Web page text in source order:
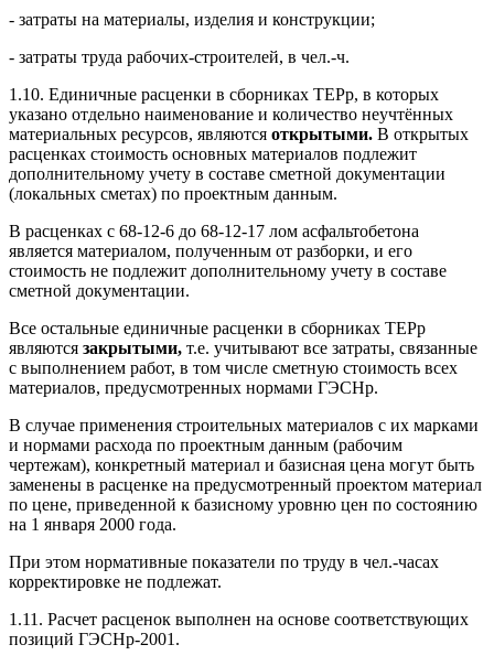
- затраты на материалы, изделия и конструкции;
- затраты труда рабочих-строителей, в чел.-ч.
1.10. Единичные расценки в сборниках ТЕРр, в которых
указано отдельно наименование и количество неучтённых
материальных ресурсов, являются открытыми. В открытых
расценках стоимость основных материалов подлежит
дополнительному учету в составе сметной документации
(локальных сметах) по проектным данным.
В расценках с 68-12-6 до 68-12-17 лом асфальтобетона
является материалом, полученным от разборки, и его
стоимость не подлежит дополнительному учету в составе
сметной документации.
Все остальные единичные расценки в сборниках ТЕРр
являются закрытыми, т.е. учитывают все затраты, связанные
с выполнением работ, в том числе сметную стоимость всех
материалов, предусмотренных нормами ГЭСНр.
В случае применения строительных материалов с их марками
и нормами расхода по проектным данным (рабочим
чертежам), конкретный материал и базисная цена могут быть
заменены в расценке на предусмотренный проектом материал
по цене, приведенной к базисному уровню цен по состоянию
на 1 января 2000 года.
При этом нормативные показатели по труду в чел.-часах
корректировке не подлежат.
1.11. Расчет расценок выполнен на основе соответствующих
позиций ГЭСНр-2001.